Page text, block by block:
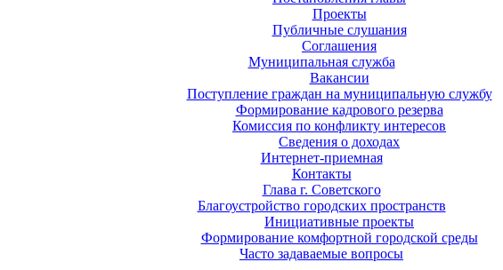
Проекты
Публичные слушания
Соглашения
Муниципальная служба
Вакансии
Поступление граждан на муниципальную службу
Формирование кадрового резерва
Комиссия по конфликту интересов
Сведения о доходах
Интернет-приемная
Контакты
Глава г. Советского
Благоустройство городских пространств
Инициативные проекты
Формирование комфортной городской среды
Часто задаваемые вопросы